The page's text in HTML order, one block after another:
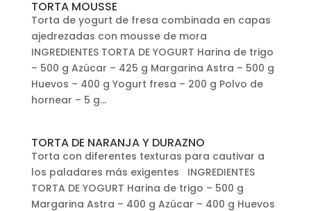
TORTA MOUSSE
Torta de yogurt de fresa combinada en capas
ajedrezadas con mousse de mora
INGREDIENTES TORTA DE YOGURT Harina de trigo
– 500 g Azúcar – 425 g Margarina Astra – 500 g
Huevos – 400 g Yogurt fresa – 200 g Polvo de
hornear – 5 g...
TORTA DE NARANJA Y DURAZNO
Torta con diferentes texturas para cautivar a
los paladares más exigentes INGREDIENTES
TORTA DE YOGURT Harina de trigo – 500 g
Margarina Astra – 400 g Azúcar – 400 g Huevos